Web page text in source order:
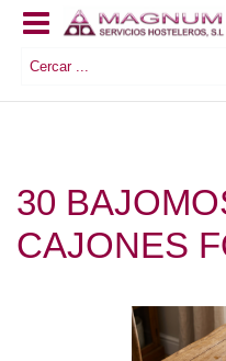
30
CAJONES